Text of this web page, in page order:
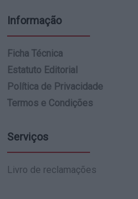
Informação
Ficha Técnica
Estatuto Editorial
Política de Privacidade
Termos e Condições
Serviços
Livro de reclamações